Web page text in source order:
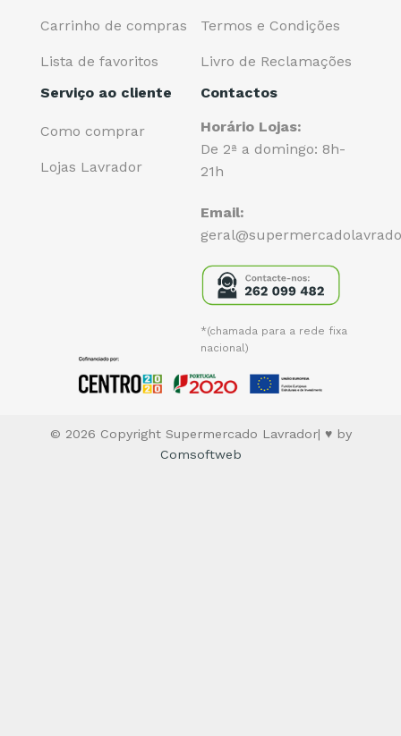
Carrinho de compras
Lista de favoritos
Termos e Condições
Livro de Reclamações
Serviço ao cliente
Como comprar
Lojas Lavrador
Contactos
Horário Lojas:
De 2ª a domingo: 8h-
21h
Email:
*(chamada para a rede fixa
nacional)
© 2026 Copyright Supermercado Lavrador| ♥ by
Comsoftweb